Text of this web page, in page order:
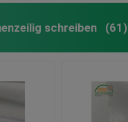
schreiben (61)